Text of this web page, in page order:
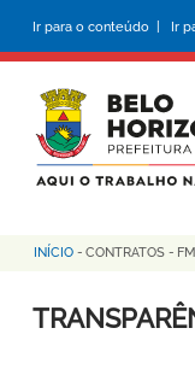
conteúdo
principal
Ir para o conteúdo | Ir
Trilha
de
INÍCIO - CONTRATOS -